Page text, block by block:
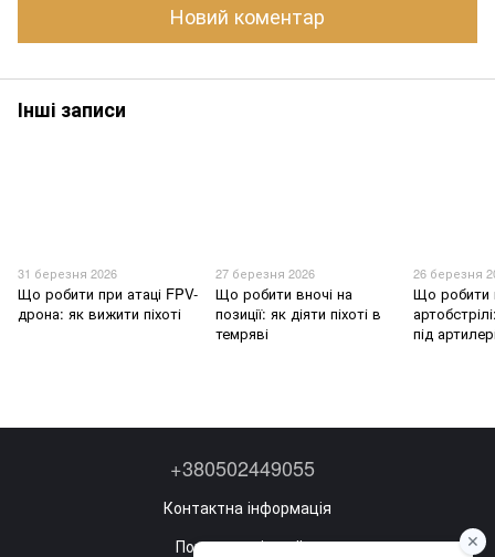
Новий коментар
Інші записи
31 березня 2026
Що робити при атаці FPV-
дрона: як вижити піхоті
27 березня 2026
Що робити вночі на
позиції: як діяти піхоті в
темряві
26 березня
Що робити
під
+380502449055
Контактна інформація
Повна версія сайту